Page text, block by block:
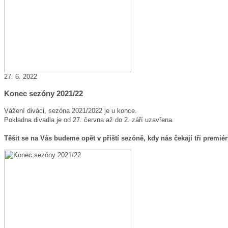
27. 6. 2022
Konec sezóny 2021/22
Vážení diváci, sezóna 2021/2022 je u konce.
Pokladna divadla je od 27. června až do 2. září uzavřena.
Těšit se na Vás budeme opět v příští sezóně, kdy nás čekají tři